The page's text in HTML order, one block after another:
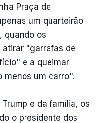
Praça de
um quarteirão
quando os
atirar "garrafas de
e a queimar
menos um carro".
e da família, os
o presidente dos